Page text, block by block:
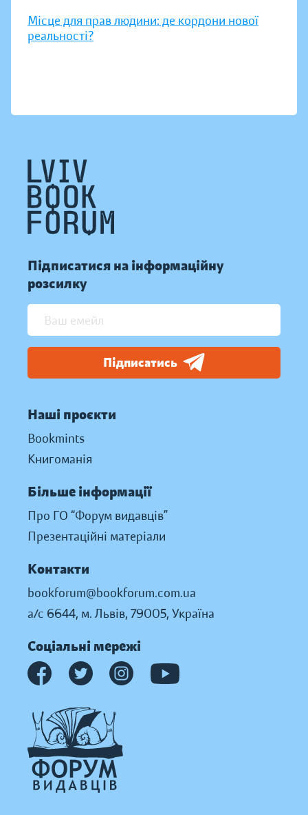
Місце для прав людини: де кордони нової
реальності?
Підписатися на інформаційну
розсилку
Підписатись
Наші проєкти
Bookmints
Книгоманія
Більше інформації
Про ГО “Форум видавців”
Презентаційні матеріали
Контакти
bookforum@bookforum.com.ua
а/с 6644, м. Львів, 79005, Україна
Соціальні мережі